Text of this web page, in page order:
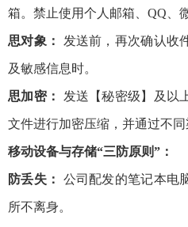
箱。禁止使用个人邮箱、QQ、
思对象： 发送前，再次确认收
及敏感信息时。
思加密： 发送【秘密级】及以
文件进行加密压缩，并通过不同
移动设备与存储“三防原则”：
防丢失： 公司配发的笔记本电
所不离身。